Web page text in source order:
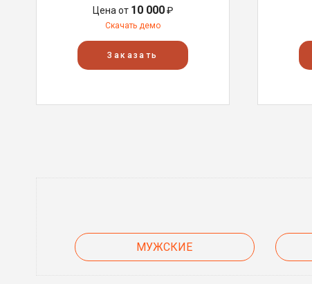
Цена от 10 000₽
Скачать демо
Заказать
МУЖСКИЕ